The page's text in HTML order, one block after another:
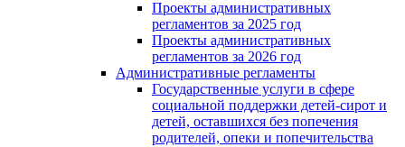
Проекты административных
регламентов за 2025 год
Проекты административных
регламентов за 2026 год
Административные регламенты
Государственные услуги в сфере
социальной поддержки детей-сирот и
детей, оставшихся без попечения
родителей, опеки и попечительства